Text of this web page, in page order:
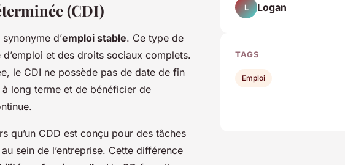
(CDI)
d’emploi stable. Ce type de
et des droits sociaux complets.
le CDI ne possède pas de date de fin
long terme et de bénéficier de
qu’un CDD est conçu pour des tâches
sein de l’entreprise. Cette différence
L Logan
TAGS
Emploi